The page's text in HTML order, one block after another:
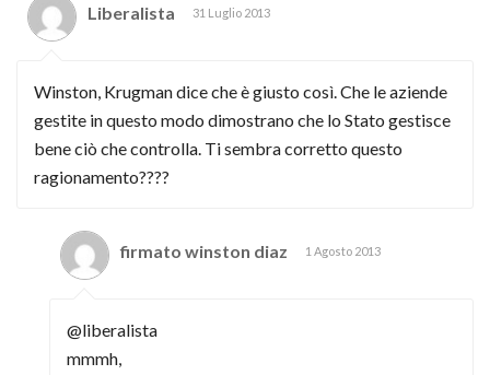
Liberalista 31 Luglio 2013
Winston, Krugman dice che è giusto così. Che le aziende
gestite in questo modo dimostrano che lo Stato gestisce
bene ciò che controlla. Ti sembra corretto questo
ragionamento????
firmato winston diaz 1 Agosto 2013
@liberalista
mmmh,